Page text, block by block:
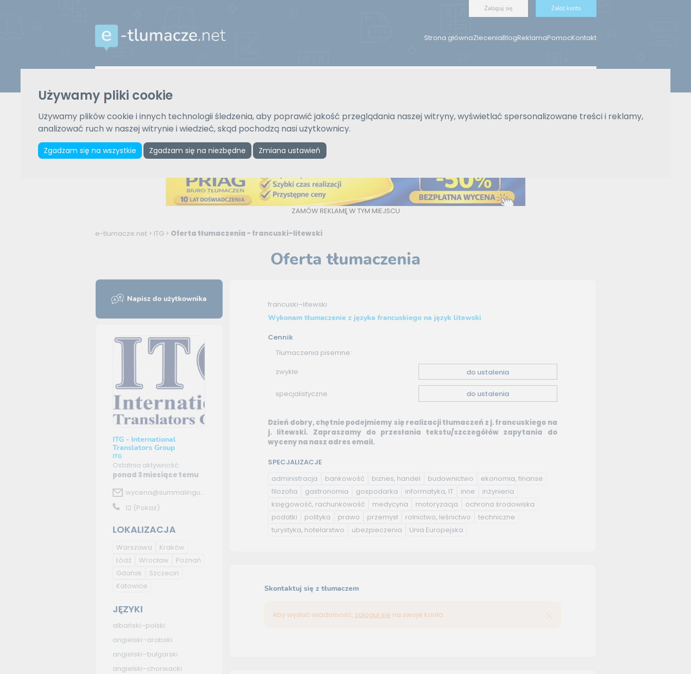
Używamy pliki cookie
Używamy plików cookie i innych technologii śledzenia, aby poprawić jakość przeglądania naszej witryny, wyświetlać spersonalizowane treści i reklamy,
analizować ruch w naszej witrynie i wiedzieć, skąd pochodzą nasi użytkownicy.
Zgadzam się na wszystkie Zgadzam się na niezbędne Zmiana ustawień
Zaloguj się Załóż konto
Strona głównaZleceniaBlogReklamaPomocKontakt
Wybierz język
ZAMÓW REKLAMĘ W TYM MIEJSCU
e-tlumacze.net> ITG > Oferta tłumaczenia - francuski–litewski
Oferta tłumaczenia
Napisz do użytkownika
ITG - International
Translators Group
ITG
Ostatnia aktywność:
ponad 3 miesiące temu
wycena@summalingu...
12 (Pokaż)
LOKALIZACJA
Warszawa
Kraków
Łódź
Wrocław
Poznań
Gdańsk
Szczecin
Katowice
JĘZYKI
albański–polski
angielski–arabski
angielski–bułgarski
angielski–chorwacki
francuski–litewski
Wykonam tłumaczenie z języka francuskiego na język litewski
Cennik
Tłumaczenia pisemne:
zwykłe
do ustalenia
specjalistyczne do ustalenia
Dzień dobry, chętnie podejmiemy się realizacji tłumaczeń z j. francuskiego na
j. litewski. Zapraszamy do przesłania tekstu/szczegółów zapytania do
wyceny na nasz adres email.
SPECJALIZACJE
administracja
bankowość biznes, handel budownictwo
ekonomia, finanse
filozofia
gastronomia gospodarka informatyka, IT inne
inżynieria
księgowość, rachunkowość
medycyna motoryzacja
ochrona środowiska
podatki
polityka prawo przemysł rolnictwo, leśnictwo
techniczne
turystyka, hotelarstwo
ubezpieczenia Unia Europejska
Skontaktuj się z tłumaczem
Aby wysłać wiadomość, zaloguj się na swoje konto.